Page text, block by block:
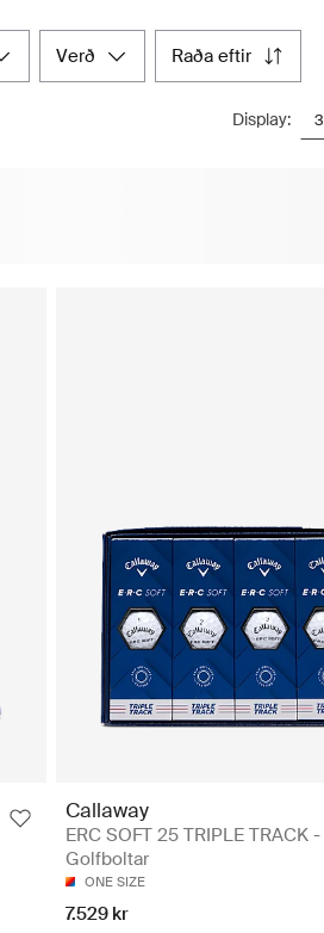
verð raða eftir
Display: 3
Callaway
ERC SOFT 25 TRIPLE TRACK -
Golfboltar
ONE SIZE
7.529 kr